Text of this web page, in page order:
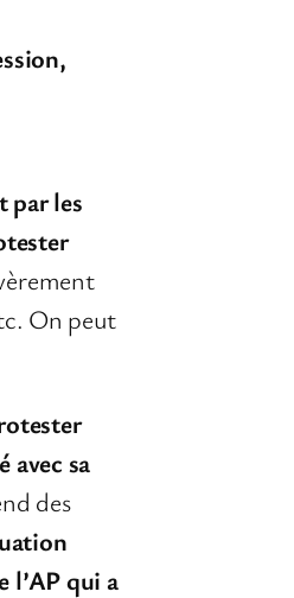
par les
On peut
avec sa
des
l’APqui a